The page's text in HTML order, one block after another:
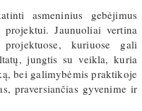
asmeninius gebėjimus
Jaunuoliai vertina
kuriuose gali
jungtis su veikla, kuria
bei galimybėmis praktikoje
praversiančias gyvenime ir